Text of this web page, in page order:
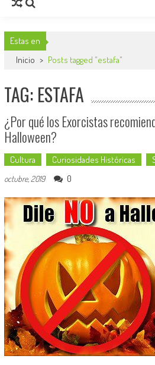
Estas en
Inicio > Posts tagged "estafa"
TAG: ESTAFA
¿Por qué los Exorcistas
Halloween?
Cultura Curiosidades Históricas
octubre, 2019
0